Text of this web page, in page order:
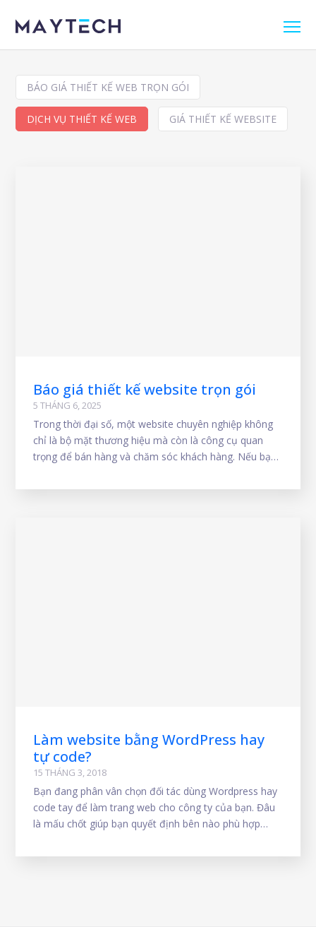
BÁO GIÁ THIẾT KẾ WEB TRỌN GÓI
DỊCH VỤ THIẾT KẾ WEB GIÁ THIẾT KẾ WEBSITE
Báo giá thiết kế website trọn gói
5 THÁNG 6, 2025
Trong thời đại số, một website chuyên nghiệp không
chỉ là bộ mặt thương hiệu mà còn là công cụ quan
trọng để bán hàng và chăm sóc khách hàng. Nếu bạn
nghiệp, hiệu quả, thì bảng báo giá thiết kế website
Làm website bằng WordPress hay
tự code?
15 THÁNG 3, 2018
Bạn đang phân vân chọn đối tác dùng Wordpress hay
code tay để làm trang web cho công ty của bạn. Đâu
là mấu chốt giúp bạn quyết định bên nào phù hợp